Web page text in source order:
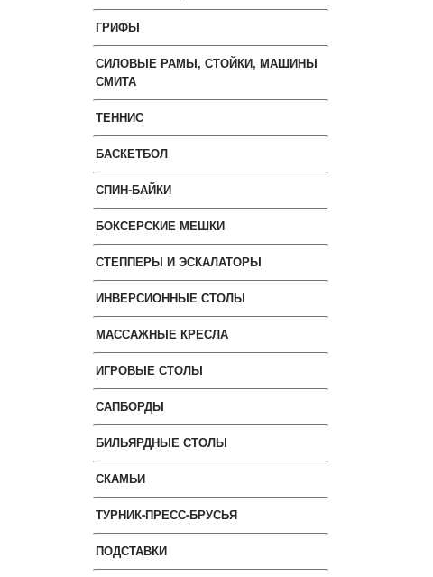
ГРИФЫ
СИЛОВЫЕ РАМЫ, СТОЙКИ, МАШИНЫ
СМИТА
ТЕННИС
БАСКЕТБОЛ
СПИН-БАЙКИ
БОКСЕРСКИЕ МЕШКИ
СТЕППЕРЫ И ЭСКАЛАТОРЫ
ИНВЕРСИОННЫЕ СТОЛЫ
МАССАЖНЫЕ КРЕСЛА
ИГРОВЫЕ СТОЛЫ
САПБОРДЫ
БИЛЬЯРДНЫЕ СТОЛЫ
СКАМЬИ
ТУРНИК-ПРЕСС-БРУСЬЯ
ПОДСТАВКИ